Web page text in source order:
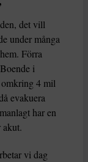
det vill
under många
Förra
i
4 mil
evakuera
har en
vi dag